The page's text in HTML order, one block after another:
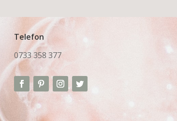
Telefon
0733 358 377